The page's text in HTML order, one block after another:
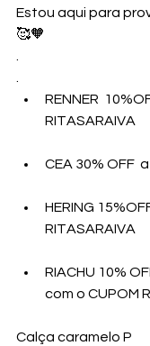
Estou aqui para
🥰🧡
RENNER
RITASARAIVA
CEA 30% OFF
HERING
RITASARAIVA
RIACHU 10%
com o CUPOM
Calça caramelo P